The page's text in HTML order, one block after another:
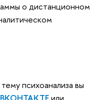
о дистанционном
психоанализа вы